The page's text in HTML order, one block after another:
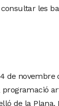
les
de novembre
de la Plana.